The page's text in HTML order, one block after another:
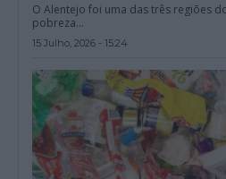
O Alentejo foi uma das três regiões
pobreza...
15 Julho, 2026 - 15:24